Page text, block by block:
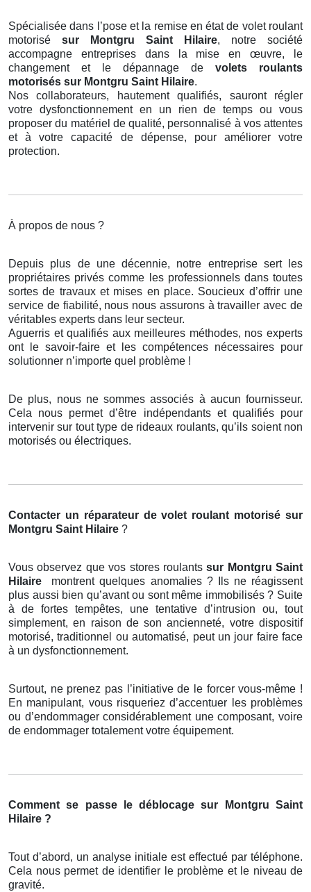
Spécialisée dans l’pose et la remise en état de volet roulant
motorisé sur Montgru Saint Hilaire, notre société
accompagne entreprises dans la mise en œuvre, le
changement et le dépannage de volets roulants
motorisés sur Montgru Saint Hilaire.
Nos collaborateurs, hautement qualifiés, sauront régler
votre dysfonctionnement en un rien de temps ou vous
proposer du matériel de qualité, personnalisé à vos attentes
et à votre capacité de dépense, pour améliorer votre
protection.
À propos de nous ?
Depuis plus de une décennie, notre entreprise sert les
propriétaires privés comme les professionnels dans toutes
sortes de travaux et mises en place. Soucieux d’offrir une
service de fiabilité, nous nous assurons à travailler avec de
véritables experts dans leur secteur.
Aguerris et qualifiés aux meilleures méthodes, nos experts
ont le savoir-faire et les compétences nécessaires pour
solutionner n’importe quel problème !
De plus, nous ne sommes associés à aucun fournisseur.
Cela nous permet d’être indépendants et qualifiés pour
intervenir sur tout type de rideaux roulants, qu’ils soient non
motorisés ou électriques.
Contacter un réparateur de volet roulant motorisé sur
Montgru Saint Hilaire ?
Vous observez que vos stores roulantssur Montgru Saint
Hilaire
montrent quelques anomalies ? Ils ne réagissent
plus aussi bien qu’avant ou sont même immobilisés ? Suite
à de fortes tempêtes, une tentative d’intrusion ou, tout
simplement, en raison de son ancienneté, votre dispositif
motorisé, traditionnel ou automatisé, peut un jour faire face
à un dysfonctionnement.
Surtout, ne prenez pas l’initiative de le forcer vous-même !
En manipulant, vous risqueriez d’accentuer les problèmes
ou d’endommager considérablement une composant, voire
de endommager totalement votre équipement.
Comment se passe le déblocage sur Montgru Saint
Hilaire ?
Tout d’abord, un analyse initiale est effectué par téléphone.
Cela nous permet de identifier le problème et le niveau de
gravité.